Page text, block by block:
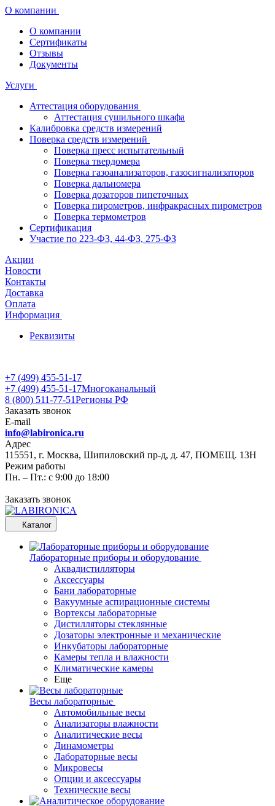
О компании
О компании
Сертификаты
Отзывы
Документы
Услуги
Аттестация оборудования
Аттестация сушильного шкафа
Калибровка средств измерений
Поверка средств измерений
Поверка пресс испытательный
Поверка твердомера
Поверка газоанализаторов, газосигнализаторов
Поверка дальномера
Поверка дозаторов пипеточных
Поверка пирометров, инфракрасных пирометров
Поверка термометров
Сертификация
Участие по 223-ФЗ, 44-ФЗ, 275-ФЗ
Акции
Новости
Контакты
Доставка
Оплата
Информация
Реквизиты
+7 (499) 455-51-17
+7 (499) 455-51-17Многоканальный
8 (800) 511-77-51Регионы РФ
Заказать звонок
E-mail
info@labironica.ru
Адрес
115551, г. Москва, Шипиловский пр-д, д. 47, ПОМЕЩ. 13Н
Режим работы
Пн. – Пт.: с 9:00 до 18:00
Заказать звонок
Каталог
Лабораторные приборы и оборудование
Аквадистилляторы
Аксессуары
Бани лабораторные
Вакуумные аспирационные системы
Вортексы лабораторные
Дистилляторы стеклянные
Дозаторы электронные и механические
Инкубаторы лабораторные
Камеры тепла и влажности
Климатические камеры
Еще
Весы лабораторные
Автомобильные весы
Анализаторы влажности
Аналитические весы
Динамометры
Лабораторные весы
Микровесы
Опции и аксессуары
Технические весы